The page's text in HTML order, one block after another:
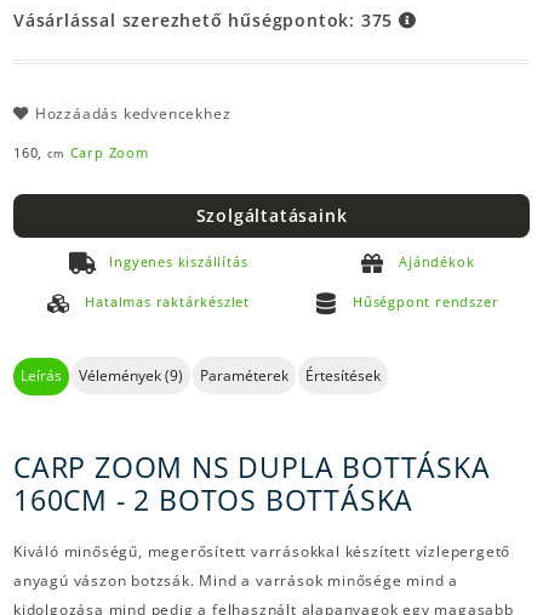
Vásárlással szerezhető hűségpontok: 375
Hozzáadás kedvencekhez
160, cm Carp Zoom
Szolgáltatásaink
Ingyenes kiszállítás Ajándékok
Hatalmas raktárkészlet Hűségpont rendszer
Leírás Vélemények (9) Paraméterek Értesítések
CARP ZOOM NS DUPLA BOTTÁSKA
160CM - 2 BOTOS BOTTÁSKA
Kiváló minőségű, megerősített varrásokkal készített vízlepergető
anyagú vászon botzsák. Mind a varrások minősége mind a
kidolgozása mind pedig a felhasznált alapanyagok egy magasabb